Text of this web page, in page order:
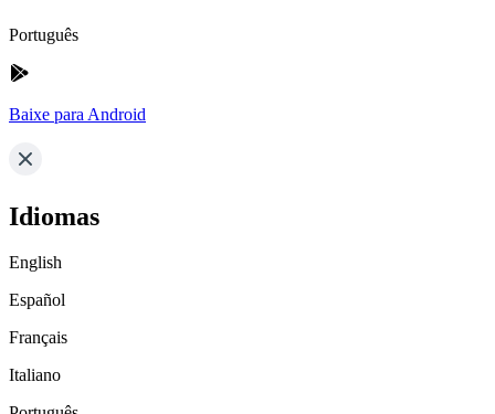
Português
Baixe para Android
Idiomas
English
Español
Français
Italiano